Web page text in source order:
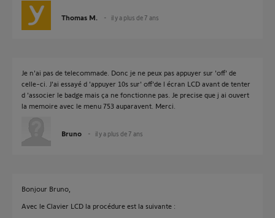
Thomas M. il y a plus de 7 ans
Je n'ai pas de telecommade. Donc je ne peux pas appuyer sur 'off' de
celle-ci. J'ai essayé d 'appuyer 10s sur' off'de l écran LCD avant de tenter
d 'associer le badge mais ça ne fonctionne pas. Je precise que j ai ouvert
la memoire avec le menu 753 auparavent. Merci.
Bruno il y a plus de 7 ans
Bonjour Bruno,
Avec le Clavier LCD la procédure est la suivante :